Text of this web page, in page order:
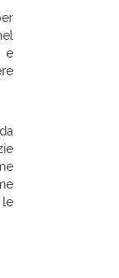
e
le